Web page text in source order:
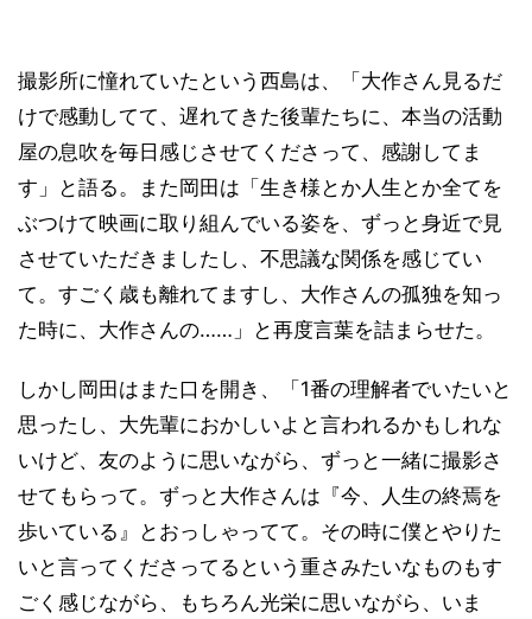
撮影所に憧れていたという西島は、「大作さん見るだ
けで感動してて、遅れてきた後輩たちに、本当の活動
屋の息吹を毎日感じさせてくださって、感謝してま
す」と語る。また岡田は「生き様とか人生とか全てを
ぶつけて映画に取り組んでいる姿を、ずっと身近で見
させていただきましたし、不思議な関係を感じてい
て。すごく歳も離れてますし、大作さんの孤独を知っ
た時に、大作さんの……」と再度言葉を詰まらせた。
しかし岡田はまた口を開き、「1番の理解者でいたいと
思ったし、大先輩におかしいよと言われるかもしれな
いけど、友のように思いながら、ずっと一緒に撮影さ
せてもらって。ずっと大作さんは『今、人生の終焉を
歩いている』とおっしゃってて。その時に僕とやりた
いと言ってくださってるという重さみたいなものもす
ごく感じながら、もちろん光栄に思いながら、いま